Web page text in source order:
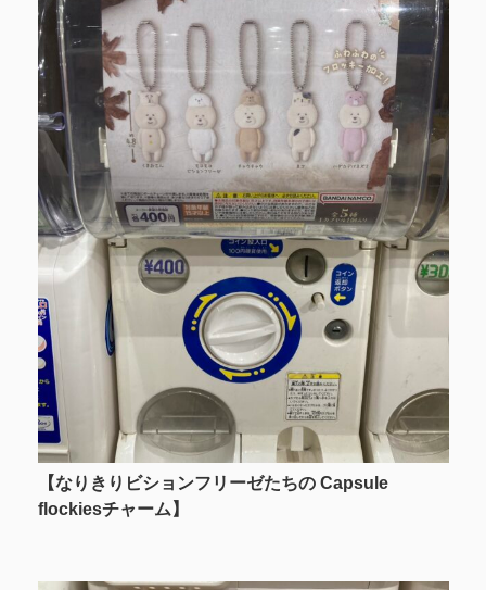
【なりきりビションフリーゼたちの Capsule
flockiesチャーム 】